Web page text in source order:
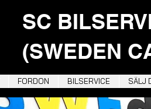
SC
(SWEDEN
FORDON BILSERVICE SÄLJ